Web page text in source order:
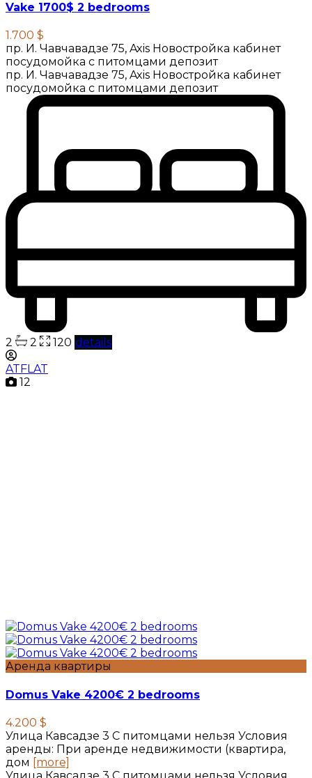
Vake 1700$ 2 bedrooms
1.700 $
пр. И. Чавчавадзе 75, Axis Новостройка кабинет
посудомойка с питомцами депозит
пр. И. Чавчавадзе 75, Axis Новостройка кабинет
посудомойка с питомцами депозит
2 2 120 details
ATFLAT
12
Аренда квартиры
Domus Vake 4200€ 2 bedrooms
4.200 $
Улица Кавсадзе 3 C питомцами нельзя Условия
аренды: При аренде недвижимости (квартира,
дом [more]